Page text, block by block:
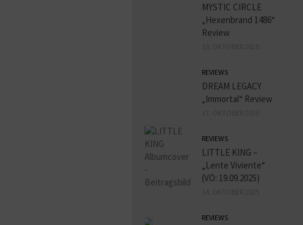
MYSTIC CIRCLE
„Hexenbrand 1486“
Review
REVIEWS
DREAM LEGACY
„Immortal“ Review
REVIEWS
LITTLE KING –
„Lente Viviente“
(VÖ: 19.09.2025)
REVIEWS